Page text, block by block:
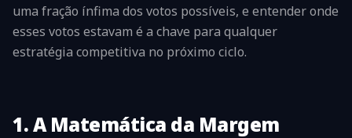
uma fração ínfima dos votos possíveis, e entender onde
esses votos estavam é a chave para qualquer
estratégia competitiva no próximo ciclo.
1. A Matemática da Margem